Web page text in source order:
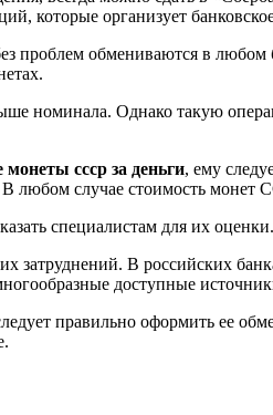
которые организует
проблем обмениваются в
номинала. Однако такую
ссср за деньги, ему
любом случае стоимость
специалистам для их
затруднений. В российских
доступные
правильно оформить ее